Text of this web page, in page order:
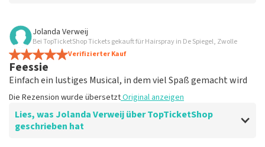
Bewertung von Anoniem über
Zufrieden
Die Rezension wurde übersetzt
Jolanda Verweij
Bei TopTicketShop Tickets gekauft für Hairspray in De Spiegel, Zwolle
Verifizierter Kauf
Feessie
Einfach ein lustiges Musical, in dem viel Spaß gemacht wird
Die Rezension wurde übersetztOriginal anzeigen
Lies, was Jolanda Verweij über TopTicketShop
geschrieben hat